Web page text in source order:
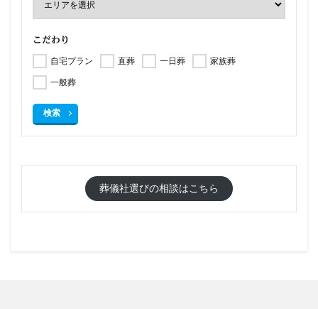
こだわり
自宅プラン 直葬 一日葬
家族葬
一般葬
検索
葬儀社選びの相談はこちら